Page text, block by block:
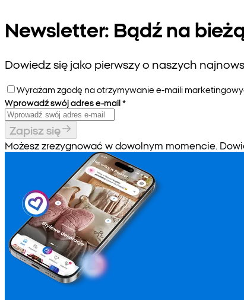
Newsletter: Bądź na
Dowiedz się jako pierwszy o naszych
Wyrażam zgodę na otrzymywanie e-maili
Wprowadź swój adres e-mail*
Zapisz się
Możesz zrezygnować w dowolnym momencie.